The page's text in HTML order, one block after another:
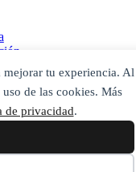
mejorar tu experiencia. Al
de las cookies. Más
de privacidad.